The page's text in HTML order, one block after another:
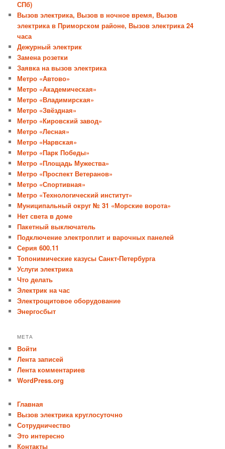
СПб)
Вызов электрика, Вызов в ночное время, Вызов
электрика в Приморском районе, Вызов электрика 24
часа
Дежурный электрик
Замена розетки
Заявка на вызов электрика
Метро «Автово»
Метро «Академическая»
Метро «Владимирская»
Метро «Звёздная»
Метро «Кировский завод»
Метро «Лесная»
Метро «Нарвская»
Метро «Парк Победы»
Метро «Площадь Мужества»
Метро «Проспект Ветеранов»
Метро «Спортивная»
Метро «Технологический институт»
Муниципальный округ № 31 «Морские ворота»
Нет света в доме
Пакетный выключатель
Подключение электроплит и варочных панелей
Серия 600.11
Топонимические казусы Санкт-Петербурга
Услуги электрика
Что делать
Электрик на час
Электрощитовое оборудование
Энергосбыт
МЕТА
Войти
Лента записей
Лента комментариев
WordPress.org
Главная
Вызов электрика круглосуточно
Сотрудничество
Это интересно
Контакты